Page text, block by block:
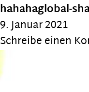
hahahaglobal-
9. Januar 2021
Schreibe einen